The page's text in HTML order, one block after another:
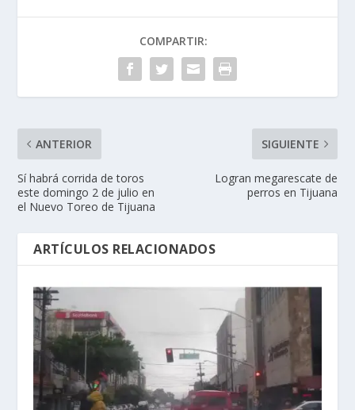
COMPARTIR:
ANTERIOR
Sí habrá corrida de toros
este domingo 2 de julio en
el Nuevo Toreo de Tijuana
SIGUIENTE
Logran megarescate de
perros en Tijuana
ARTÍCULOS RELACIONADOS